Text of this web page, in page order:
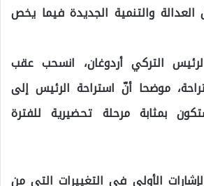
والتنمية الجديدة فيما يخص
التركي أردوغان، انسحب عقب
موضحا أنّ استراحة الرئيس إلى
بمثابة مرحلة تحضيرية للفترة
الأولى في التغييرات التي من